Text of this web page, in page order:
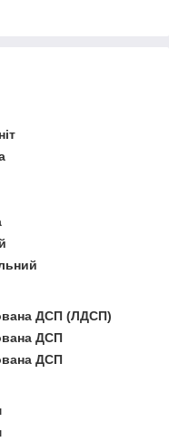
ДСП (ЛДСП)
ДСП
ДСП